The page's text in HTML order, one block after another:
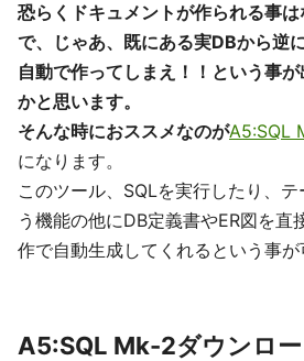
恐らくドキュメントが作られる事
で、じゃあ、既にある実DBから逆
自動で作ってしまえ！！という事
かと思います。
そんな時におススメなのがA5:SQL
になります。
このツール、SQLを実行したり、
う機能の他にDB定義書やER図を直
作で自動生成してくれるという事が
A5:SQL Mk-2ダウンロ